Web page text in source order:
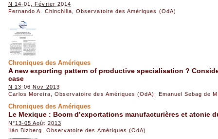
N 14-01, Février 2014
Fernando A. Chinchilla ,Observatoire des Amériques (OdA)
Chroniques des Amériques
A new exporting pattern of productive specialisation ?
case
N 13-06 Nov 2013
Carlos Moreira
Observatoire des Amériques (OdA) Emanuel Sebag de
Chroniques des Amériques
Le Mexique : Boom d’exportations manufacturières et atonie
N°13-05 Août 2013
Ilàn Bizberg
Observatoire des Amériques (OdA)